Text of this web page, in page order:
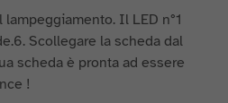
Il LED n°1
Scollegare la scheda dal
scheda è pronta ad essere
!